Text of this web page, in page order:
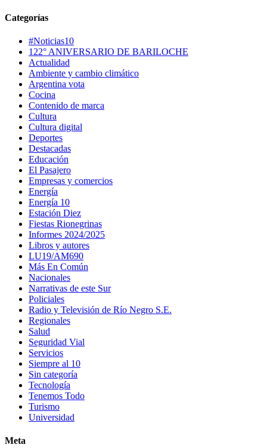
Categorías
#Noticias10
122° ANIVERSARIO DE BARILOCHE
Actualidad
Ambiente y cambio climático
Argentina vota
Cocina
Contenido de marca
Cultura
Cultura digital
Deportes
Destacadas
Educación
El Pasajero
Empresas y comercios
Energía
Energía 10
Estación Diez
Fiestas Rionegrinas
Informes 2024/2025
Libros y autores
LU19/AM690
Más En Común
Nacionales
Narrativas de este Sur
Policiales
Radio y Televisión de Río Negro S.E.
Regionales
Salud
Seguridad Vial
Servicios
Siempre al 10
Sin categoría
Tecnología
Tenemos Todo
Turismo
Universidad
Meta